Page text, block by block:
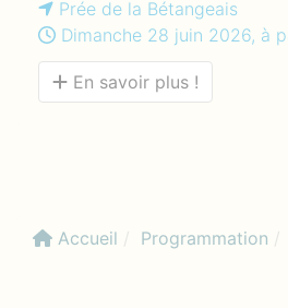
Prée de la Bétangeais
Dimanche 28 juin 2026, à
En savoir plus !
Accueil Programmation